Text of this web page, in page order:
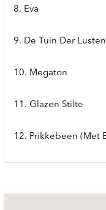
8. Eva
9. De Tuin Der Lusten
10. Megaton
11. Glazen Stilte
12. Prikkebeen (Met